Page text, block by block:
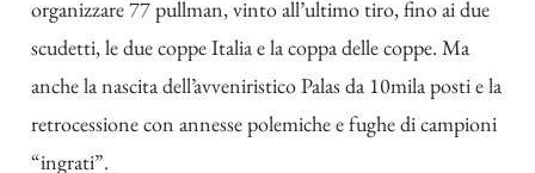
organizzare 77 pullman, vinto all’ultimo tiro, fino ai due
scudetti, le due coppe Italia e la coppa delle coppe. Ma
anche la nascita dell’avveniristico Palas da 10mila posti e la
retrocessione con annesse polemiche efughe di campioni
“ingrati”.